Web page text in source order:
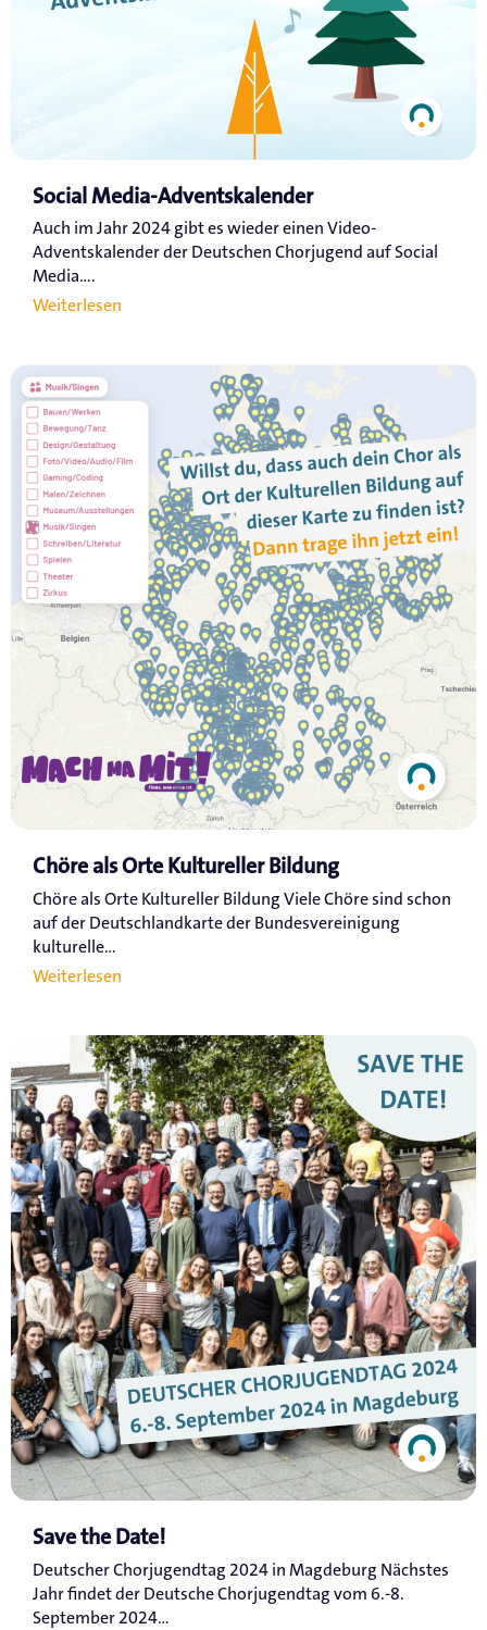
Social Media-Adventskalender
Auch im Jahr 2024 gibt es wieder einen Video-
Adventskalender der Deutschen Chorjugend auf Social
Media....
Weiterlesen
Chöre als Orte Kultureller Bildung
Chöre als Orte Kultureller Bildung Viele Chöre sind schon
auf der Deutschlandkarte der Bundesvereinigung
kulturelle...
Weiterlesen
Save the Date!
Deutscher Chorjugendtag 2024 in Magdeburg Nächstes
Jahr findet der Deutsche Chorjugendtag vom 6.-8.
September 2024...